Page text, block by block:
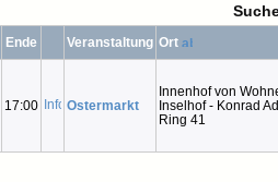
Ende Veranstaltung Ort
17:00 Ostermarkt
Innenhof von
Inselhof - Konrad
Ring 41